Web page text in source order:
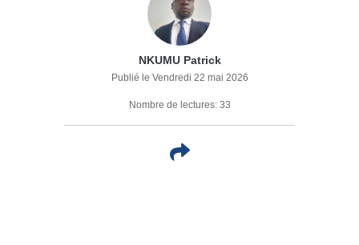
NKUMU Patrick
Publié le Vendredi 22 mai 2026
Nombre de lectures: 33